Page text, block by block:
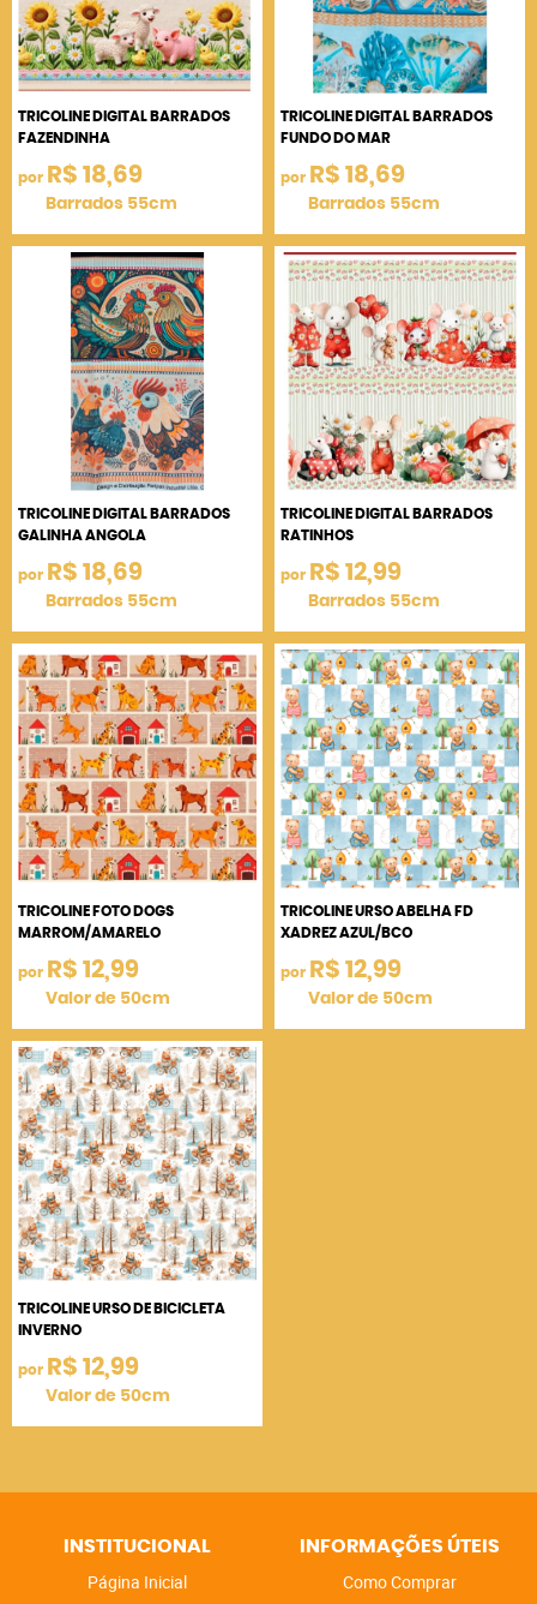
TRICOLINE DIGITAL BARRADOS
FAZENDINHA
por R$ 18,69
Barrados 55cm
TRICOLINE DIGITAL BARRADOS
FUNDO DO MAR
por R$ 18,69
Barrados 55cm
TRICOLINE DIGITAL BARRADOS
GALINHA ANGOLA
por R$ 18,69
Barrados 55cm
TRICOLINE DIGITAL BARRADOS
RATINHOS
por R$ 12,99
Barrados 55cm
TRICOLINE FOTO DOGS
MARROM/AMARELO
por R$ 12,99
Valor de 50cm
TRICOLINE URSO ABELHA FD
XADREZ AZUL/BCO
por R$ 12,99
Valor de 50cm
TRICOLINE URSO DE BICICLETA
INVERNO
por R$ 12,99
Valor de 50cm
INSTITUCIONAL
Página Inicial
INFORMAÇÕES ÚTEIS
Como Comprar